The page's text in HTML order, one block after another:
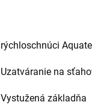
rýchloschnúci
Uzatváranie na
Vystužená základňa